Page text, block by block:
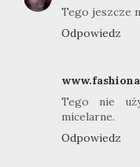
Tego jeszcze
Odpowiedz
Tego nie
micelarne.
Odpowiedz